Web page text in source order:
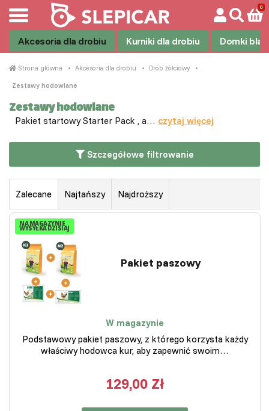
Akcesoria dla drobiu Kurniki dla drobiu Domki
Strona główna Akcesoria dla drobiu Drób żółciowy
Zestawy hodowlane
Zestawy hodowlane
Pakiet startowy Starter Pack , a… czytaj więcej
Szczegółowe filtrowanie
Zalecane Najtańszy Najdroższy
NA MAGAZYNIE
WYSYŁKA DZISIAJ
Pakiet paszowy
W magazynie
Podstawowy pakiet paszowy, z którego korzysta każdy
właściwy hodowca kur, aby zapewnić swoim…
129,00 Zł